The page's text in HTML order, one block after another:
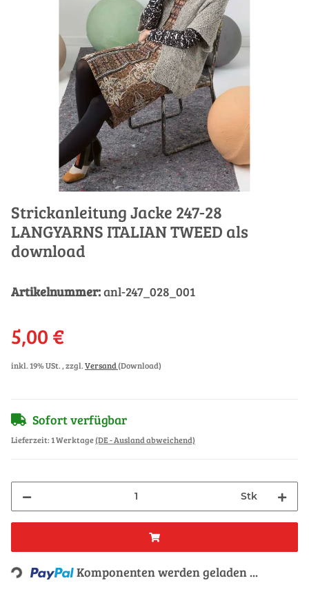
Strickanleitung Jacke 247-28
LANGYARNS ITALIAN TWEED als
download
Artikelnummer:anl-247_028_001
5,00 €
inkl. 19% USt. , zzgl.Versand (Download)
Sofort verfügbar
Lieferzeit:1 Werktage(DE - Ausland abweichend)
Stk
Loading... Komponenten werden geladen ...